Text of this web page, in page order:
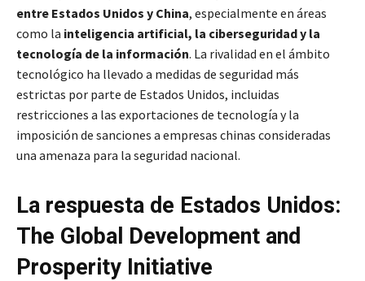
entre Estados Unidos y China, especialmente en áreas
como la inteligencia artificial, la ciberseguridad y la
tecnología de la información. La rivalidad en el ámbito
tecnológico ha llevado a medidas de seguridad más
estrictas por parte de Estados Unidos, incluidas
restricciones a las exportaciones de tecnología y la
imposición de sanciones a empresas chinas consideradas
una amenaza para la seguridad nacional.
La respuesta de Estados Unidos:
The Global Development and
Prosperity Initiative